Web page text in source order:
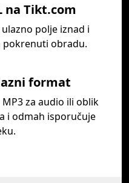
na Tikt.com
polje iznad i
pokrenuti obradu.
format
za audio ili oblik
i odmah isporučuje